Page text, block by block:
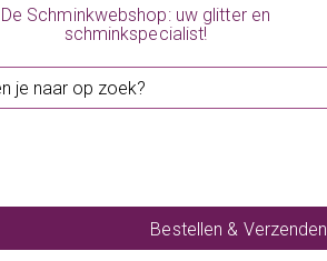
De Schminkwebshop: uw glitter en
schminkspecialist!
Bestellen & Verzenden